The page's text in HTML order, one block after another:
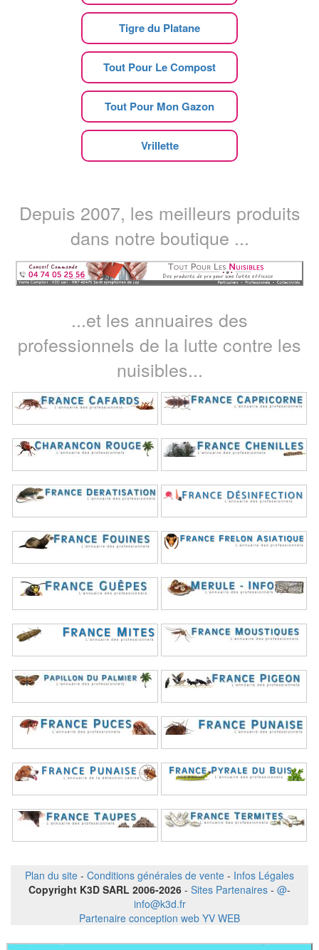
Tigre du Platane
Tout Pour Le Compost
Tout Pour Mon Gazon
Vrillette
Depuis 2007, les meilleurs produits
dans notre boutique ...
...et les annuaires des
professionnels de la lutte contre les
nuisibles...
Plan du site - Conditions générales de vente - Infos Légales
Copyright K3D SARL 2006-2026 - Sites Partenaires - @-
info@k3d.fr
Partenaire conception web YV WEB